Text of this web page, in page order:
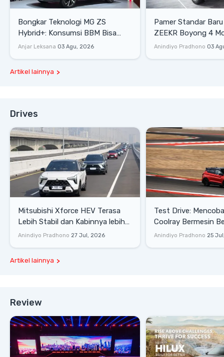
Bongkar Teknologi MG ZS
Hybrid+: Konsumsi BBM Bisa
Tembus 27,7 Km/Liter
Anjar Leksana 03 Agu, 2026
Pamer Standar
ZEEKR Boyong 4
Mewah di GIIAS
Anindiyo Pradhono 03
Artikel lainnya
Drives
Mitsubishi Xforce HEV Terasa
Lebih Stabil dan Kabinnya lebih
Senyap
Anindiyo Pradhono 27 Jul, 2026
Test Drive: Mencoba Geely
Coolray Bermesin
di Sirkuit Mandalika
Anindiyo Pradhono 25
Artikel lainnya
Review